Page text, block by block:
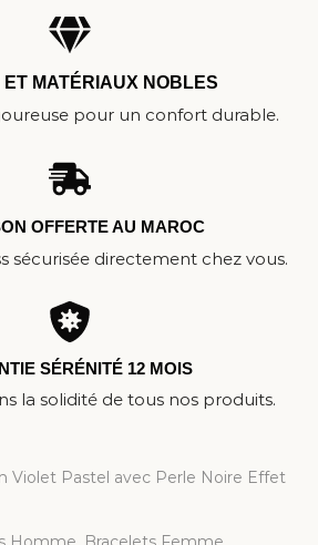
MATÉRIAUX NOBLES
pour un confort durable.
OFFERTE AU MAROC
sécurisée directement chez vous.
SÉRÉNITÉ 12 MOIS
la solidité de tous nos produits.
Violet Pastel avec Perle Noire Effet